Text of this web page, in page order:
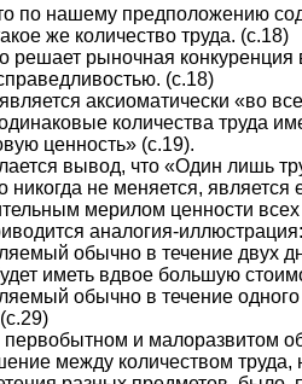
по нашему предположению
же количество труда. (с.18)
решает рыночная конкуренция
(с.18)
аксиоматически «во
количества труда
ценность» (с.19).
вывод, что «Один лишь
никогда не меняется,
мерилом ценности
аналогия-иллюстрация:
обычно в течение двух
иметь вдвое большую
обычно в течение
и малоразвитом
между количеством